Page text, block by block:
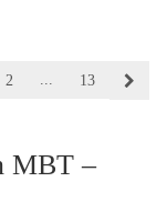
2 ... 13
MBT –